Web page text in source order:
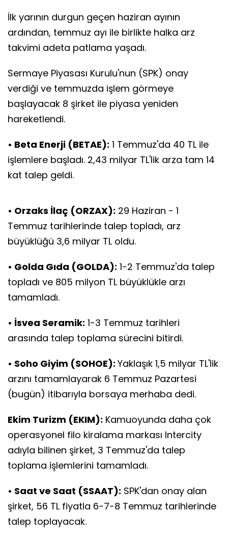
İlk yarının durgun geçen haziran ayının
ardından, temmuz ayı ile birlikte halka arz
takvimi adeta patlama yaşadı.
Sermaye Piyasası Kurulu'nun (SPK) onay
verdiği ve temmuzda işlem görmeye
başlayacak 8 şirket ile piyasa yeniden
hareketlendi.
• Beta Enerji (BETAE): 1 Temmuz'da 40 TL ile
işlemlere başladı. 2,43 milyar TL'lik arza tam 14
kat talep geldi.
• Orzaks İlaç (ORZAX): 29 Haziran - 1
Temmuz tarihlerinde talep topladı, arz
büyüklüğü 3,6 milyar TL oldu.
• Golda Gıda (GOLDA): 1-2 Temmuz'da talep
topladı ve 805 milyon TL büyüklükle arzı
tamamladı.
• İsvea Seramik: 1-3 Temmuz tarihleri
arasında talep toplama sürecini bitirdi.
• Soho Giyim (SOHOE): Yaklaşık 1,5 milyar TL'lik
arzını tamamlayarak 6 Temmuz Pazartesi
(bugün) itibarıyla borsaya merhaba dedi.
Ekim Turizm (EKIM): Kamuoyunda daha çok
operasyonel filo kiralama markası Intercity
adıyla bilinen şirket, 3 Temmuz'da talep
toplama işlemlerini tamamladı.
• Saat ve Saat (SSAAT): SPK'dan onay alan
şirket, 56 TL fiyatla 6-7-8 Temmuz tarihlerinde
talep toplayacak.